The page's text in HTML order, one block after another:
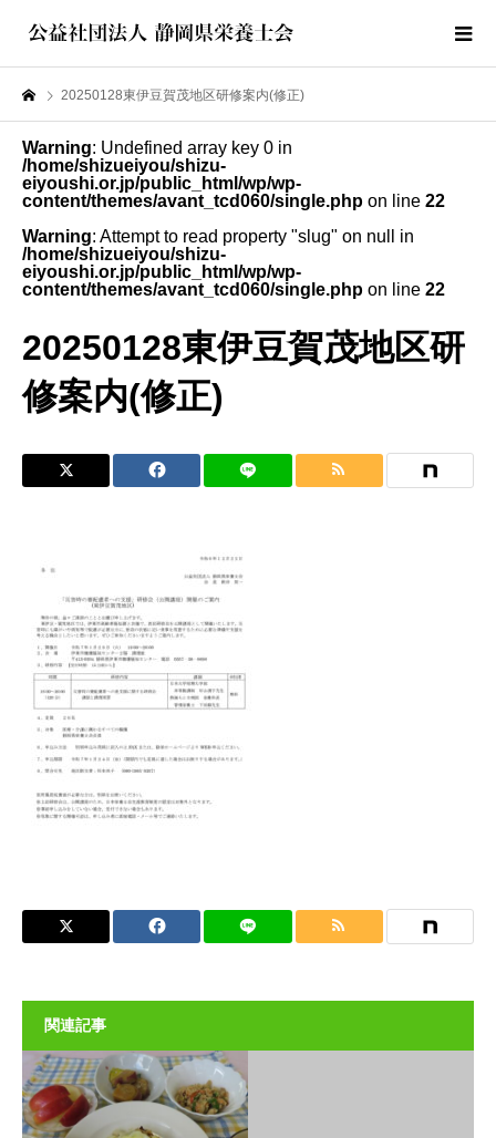
20250128東伊豆賀茂地区研修案内(修正)
Warning: Undefined array key 0 in
/home/shizueiyou/shizu-
eiyoushi.or.jp/public_html/wp/wp-
content/themes/avant_tcd060/single.php on line 22
Warning: Attempt to read property "slug" on null in
/home/shizueiyou/shizu-
eiyoushi.or.jp/public_html/wp/wp-
content/themes/avant_tcd060/single.php on line 22
20250128東伊豆賀茂地区研
修案内(修正)
関連記事